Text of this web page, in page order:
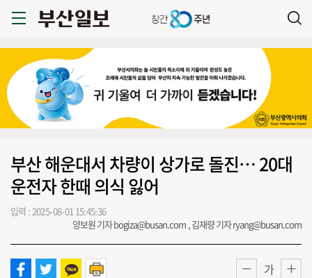
부산 해운대서 차량이 상가로 돌진… 20대
운전자 한때 의식 잃어
입력 : 2025-08-01 15:45:36
양보원 기자 bogiza@busan.com , 김재량 기자 ryang@busan.com
가